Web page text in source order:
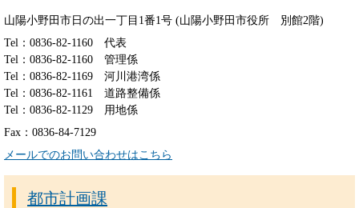
山陽小野田市日の出一丁目1番1号 (山陽小野田市役所 別館2階)
Tel：0836-82-1160
代表
Tel：0836-82-1160
管理係
Tel：0836-82-1169
河川港湾係
Tel：0836-82-1161
道路整備係
Tel：0836-82-1129
用地係
Fax：0836-84-7129
メールでのお問い合わせはこちら
都市計画課